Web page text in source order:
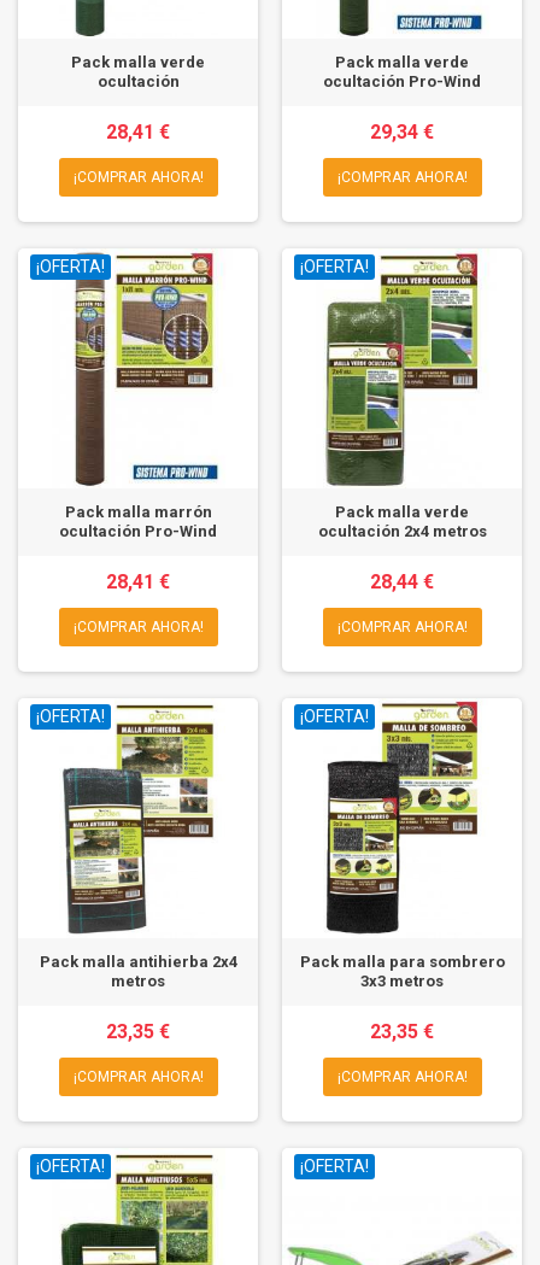
Pack malla verde
ocultación
28,41 €
¡COMPRAR AHORA!
Pack malla verde
ocultación Pro-Wind
29,34 €
¡COMPRAR AHORA!
¡OFERTA!
Pack malla marrón
ocultación Pro-Wind
28,41 €
¡COMPRAR AHORA!
¡OFERTA!
Pack malla verde
ocultación 2x4 metros
28,44 €
¡COMPRAR AHORA!
¡OFERTA!
Pack malla antihierba 2x4
metros
23,35 €
¡COMPRAR AHORA!
¡OFERTA!
Pack malla para sombrero
3x3 metros
23,35 €
¡COMPRAR AHORA!
¡OFERTA! ¡OFERTA!